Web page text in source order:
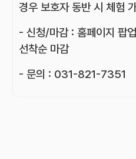
경우 보호자 동반 시 체험
- 신청/마감 : 홈페이지 팝
선착순 마감
- 문의 : 031-821-7351